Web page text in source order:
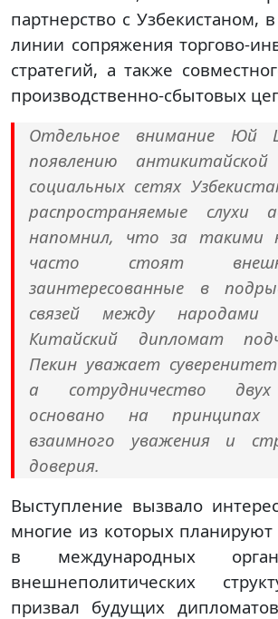
партнерство с Узбекистаном,
линии сопряжения торгово-
стратегий, а также
производственно-сбытовых
Отдельное внимание Юй
появлению
социальных сетях
распространяемые слухи
напомнил, что за такими
часто стоят
заинтересованные в
связей между народами
Китайский дипломат
Пекин уважает
а сотрудничество двух
основано на принципах
взаимного уважения и
доверия.
Выступление вызвало
многие из которых
в международных
внешнеполитических
призвал будущих